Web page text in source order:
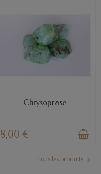
EN STOCK
Chrysoprase
8,00 €
Tous les produits